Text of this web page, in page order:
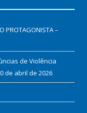
PROTAGONISTA –
de Violência
de abril de 2026